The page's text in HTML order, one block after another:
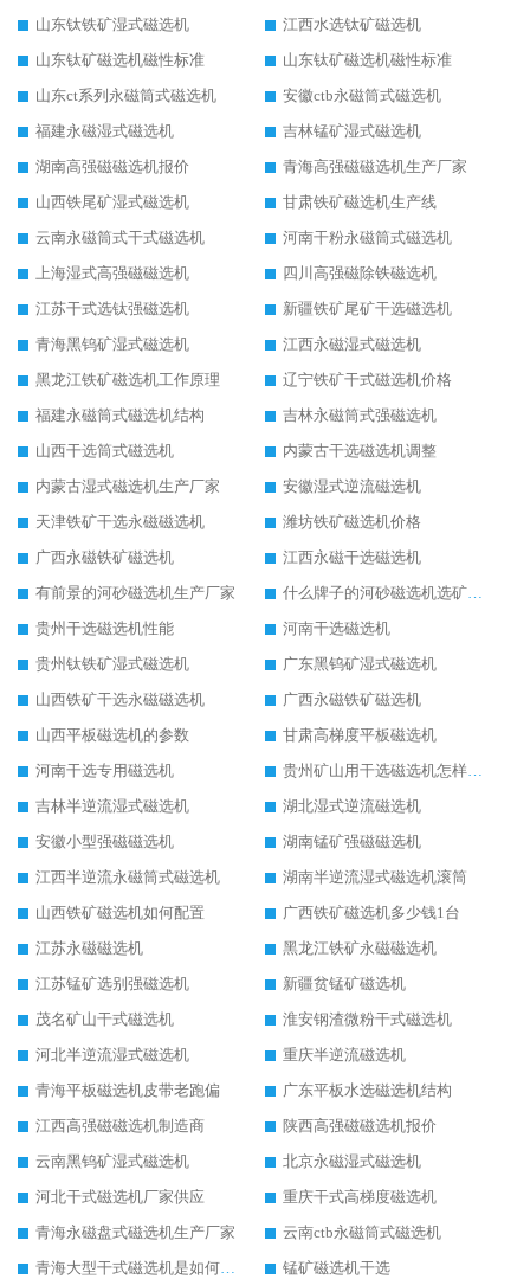
山东钛铁矿湿式磁选机
江西水选钛矿磁选机
山东钛矿磁选机磁性标准
山东钛矿磁选机磁性标准
山东ct系列永磁筒式磁选机
安徽ctb永磁筒式磁选机
福建永磁湿式磁选机
吉林锰矿湿式磁选机
湖南高强磁磁选机报价
青海高强磁磁选机生产厂家
山西铁尾矿湿式磁选机
甘肃铁矿磁选机生产线
云南永磁筒式干式磁选机
河南干粉永磁筒式磁选机
上海湿式高强磁磁选机
四川高强磁除铁磁选机
江苏干式选钛强磁选机
新疆铁矿尾矿干选磁选机
青海黑钨矿湿式磁选机
江西永磁湿式磁选机
黑龙江铁矿磁选机工作原理
辽宁铁矿干式磁选机价格
福建永磁筒式磁选机结构
吉林永磁筒式强磁选机
山西干选筒式磁选机
内蒙古干选磁选机调整
内蒙古湿式磁选机生产厂家
安徽湿式逆流磁选机
天津铁矿干选永磁磁选机
潍坊铁矿磁选机价格
广西永磁铁矿磁选机
江西永磁干选磁选机
有前景的河砂磁选机生产厂家
什么牌子的河砂磁选机选矿效果好
贵州干选磁选机性能
河南干选磁选机
贵州钛铁矿湿式磁选机
广东黑钨矿湿式磁选机
山西铁矿干选永磁磁选机
广西永磁铁矿磁选机
山西平板磁选机的参数
甘肃高梯度平板磁选机
河南干选专用磁选机
贵州矿山用干选磁选机怎样调磁
吉林半逆流湿式磁选机
湖北湿式逆流磁选机
安徽小型强磁磁选机
湖南锰矿强磁磁选机
江西半逆流永磁筒式磁选机
湖南半逆流湿式磁选机滚筒
山西铁矿磁选机如何配置
广西铁矿磁选机多少钱1台
江苏永磁磁选机
黑龙江铁矿永磁磁选机
江苏锰矿选别强磁选机
新疆贫锰矿磁选机
茂名矿山干式磁选机
淮安钢渣微粉干式磁选机
河北半逆流湿式磁选机
重庆半逆流磁选机
青海平板磁选机皮带老跑偏
广东平板水选磁选机结构
江西高强磁磁选机制造商
陕西高强磁磁选机报价
云南黑钨矿湿式磁选机
北京永磁湿式磁选机
河北干式磁选机厂家供应
重庆干式高梯度磁选机
青海永磁盘式磁选机生产厂家
云南ctb永磁筒式磁选机
青海大型干式磁选机是如何选矿的
锰矿磁选机干选